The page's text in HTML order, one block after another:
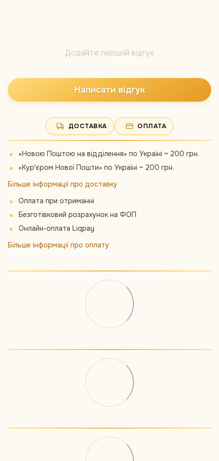
Додайте перший відгук
Написати відгук
ДОСТАВКА ОПЛАТА
«Новою Поштою на відділення» по Україні ~ 200 грн.
«Кур'єром Нової Пошти» по Україні ~ 200 грн.
Більше інформації про доставку
Оплата при отриманні
Безготівковий розрахунок на ФОП
Онлайн-оплата Liqpay
Більше інформації про оплату